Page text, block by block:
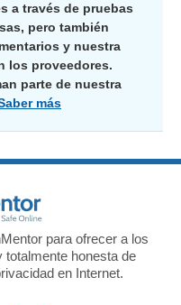
a través de pruebas
pero también
y nuestra
los proveedores.
parte de nuestra
más
para ofrecer a los
totalmente honesta de
en Internet.